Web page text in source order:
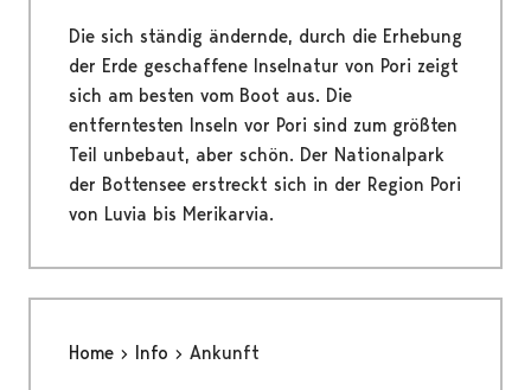
Die sich ständig ändernde, durch die Erhebung
der Erde geschaffene Inselnatur von Pori zeigt
sich am besten vom Boot aus. Die
entferntesten Inseln vor Pori sind zum größten
Teil unbebaut, aber schön. Der Nationalpark
der Bottensee erstreckt sich in der Region Pori
von Luvia bis Merikarvia.
Home Info Ankunft